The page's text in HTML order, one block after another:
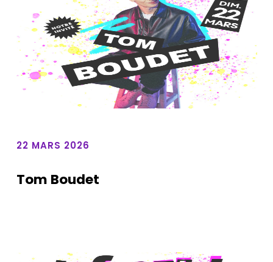
22 MARS 2026
Tom Boudet